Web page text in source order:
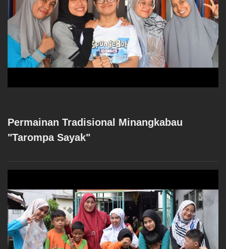
Permainan Tradisional Minangkabau
"Tarompa Sayak"